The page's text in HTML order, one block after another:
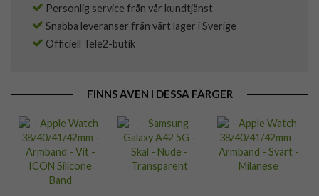
Personlig service från vår kundtjänst
Snabba leveranser från vårt lager i Sverige
Officiell Tele2-butik
FINNS ÄVEN I DESSA FÄRGER